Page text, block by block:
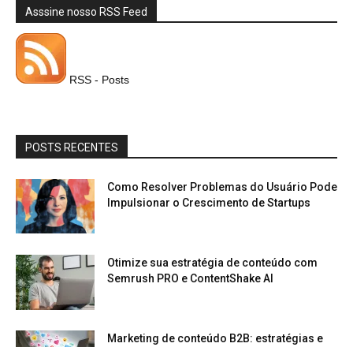
Asssine nosso RSS Feed
RSS - Posts
POSTS RECENTES
Como Resolver Problemas do Usuário Pode
Impulsionar o Crescimento de Startups
Otimize sua estratégia de conteúdo com
Semrush PRO e ContentShake AI
Marketing de conteúdo B2B: estratégias e